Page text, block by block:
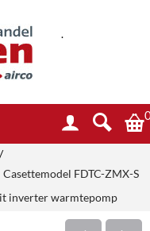
.
/
Casettemodel FDTC-ZMX-S
inverter warmtepomp